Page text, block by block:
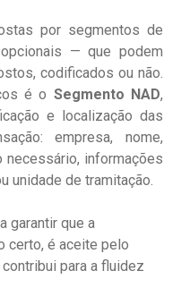
por segmentos de
— que podem
codificados ou não.
é o Segmento NAD,
e localização das
empresa, nome,
necessário, informações
unidade de tramitação.
garantir que a
certo, é aceite pelo
para a fluidez